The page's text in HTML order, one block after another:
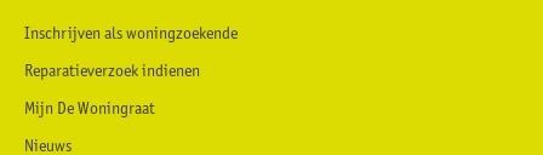
Inschrijven als woningzoekende
Reparatieverzoek indienen
Mijn De Woningraat
Nieuws